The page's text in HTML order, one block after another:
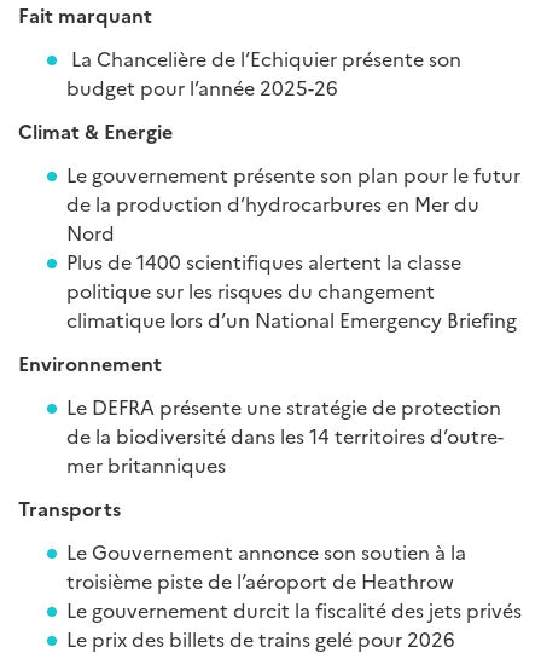
Fait marquant
La Chancelière de l’Echiquier présente son
budget pour l’année 2025-26
Climat & Energie
Le gouvernement présente son plan pour le futur
de la production d’hydrocarbures en Mer du
Nord
Plus de 1400 scientifiques alertent la classe
politique sur les risques du changement
climatique lors d’un National Emergency Briefing
Environnement
Le DEFRA présente une stratégie de protection
de la biodiversité dans les 14 territoires d’outre-
mer britanniques
Transports
Le Gouvernement annonce son soutien à la
troisième piste de l’aéroport de Heathrow
Le gouvernement durcit la fiscalité des jets privés
Le prix des billets de trains gelé pour 2026